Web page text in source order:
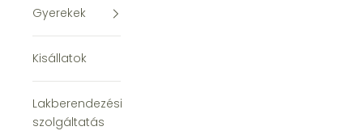
Gyerekek
Kisállatok
Lakberendezési
szolgáltatás